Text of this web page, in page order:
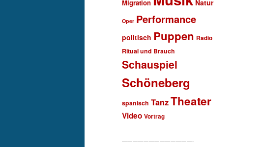
Migration Natur
Oper Performance
politisch Puppen Radio
Ritual und Brauch
Schauspiel
Schöneberg
spanisch TanzTheater
Video Vortrag
—————————————-